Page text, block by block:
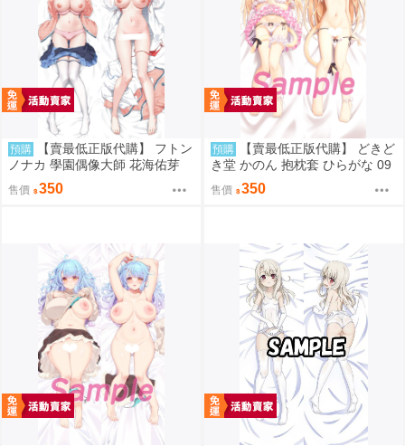
預購
【賣最低正版代購】 フトン
ノナカ 學園偶像大師 花海佑芽
抱枕套 Hectyne 0830
售價 350
預購
【賣最低正版代購】 どきど
き堂 かのん 抱枕套 ひらがな 09
售價 350